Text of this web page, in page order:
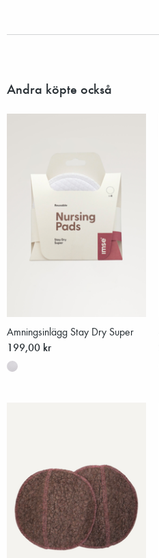
Andra köpte också
Amningsinlägg Stay Dry Super
199,00 kr